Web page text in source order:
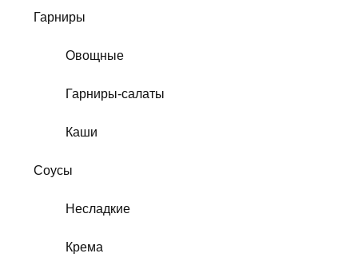
Гарниры
Овощные
Гарниры-салаты
Каши
Соусы
Несладкие
Крема